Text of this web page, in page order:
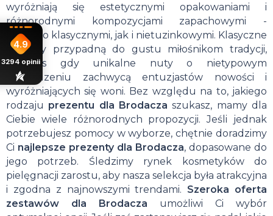
wyróżniają się estetycznymi opakowaniami i
różnorodnymi kompozycjami zapachowymi -
zarówno klasycznymi, jak i nietuzinkowymi. Klasyczne
aromaty przypadną do gustu miłośnikom tradycji,
podczas gdy unikalne nuty o nietypowym
pochodzeniu zachwycą entuzjastów nowości i
wyróżniających się woni. Bez względu na to, jakiego
rodzaju prezentu dla Brodacza szukasz, mamy dla
Ciebie wiele różnorodnych propozycji. Jeśli jednak
potrzebujesz pomocy w wyborze, chętnie doradzimy
Ci najlepsze prezenty dla Brodacza, dopasowane do
jego potrzeb. Śledzimy rynek kosmetyków do
pielęgnacji zarostu, aby nasza selekcja była atrakcyjna
i zgodna z najnowszymi trendami. Szeroka oferta
zestawów dla Brodacza umożliwi Ci wybór
4.9
3294 opinii